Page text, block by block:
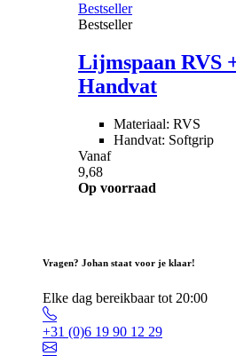
Bestseller
Bestseller
Lijmspaan RVS
Handvat
Materiaal: RVS
Handvat: Softgrip
Vanaf
9,68
Op voorraad
Vragen? Johan staat voor je klaar!
Elke dag bereikbaar tot 20:00
+31 (0)6 19 90 12 29